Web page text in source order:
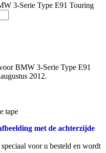
3-Serie Type E91 Touring
BMW 3-Serie Type E91
2012.
tape
met de achterzijde
voor u besteld en wordt